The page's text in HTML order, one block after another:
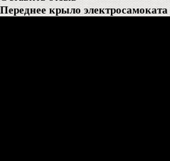
Переднее крыло